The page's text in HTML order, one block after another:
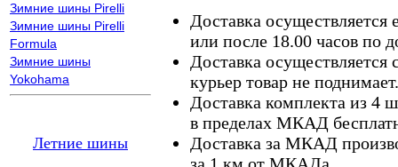
Зимние шины Pirelli
Зимние шины Pirelli
Formula
Зимние шины
Yokohama
Летние шины
Доставка осуществляется
или после 18.00 часов по
Доставка осуществляется
курьер товар не поднимает.
Доставка комплекта из 4
в пределах МКАД
Доставка за МКАД